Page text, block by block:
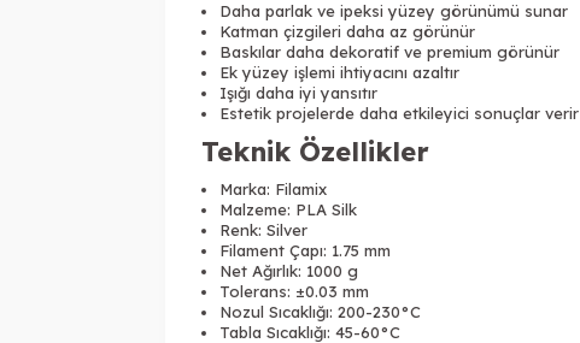
Daha parlak ve ipeksi yüzey görünümü sunar
Katman çizgileri daha az görünür
Baskılar daha dekoratif ve premium görünür
Ek yüzey işlemi ihtiyacını azaltır
Işığı daha iyi yansıtır
Estetik projelerde daha etkileyici sonuçlar verir
Teknik Özellikler
Marka: Filamix
Malzeme: PLA Silk
Renk: Silver
Filament Çapı: 1.75 mm
Net Ağırlık: 1000 g
Tolerans: ±0.03 mm
Nozul Sıcaklığı: 200-230°C
Tabla Sıcaklığı: 45-60°C